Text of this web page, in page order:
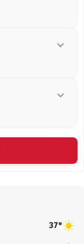
37°